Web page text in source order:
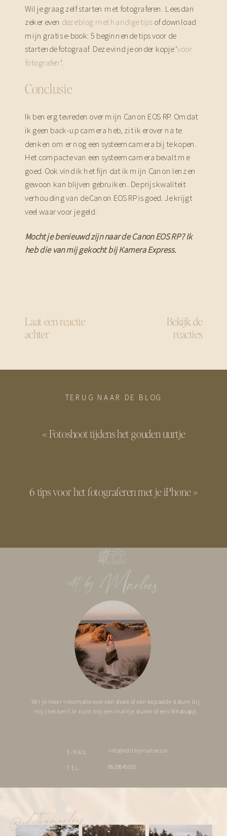
Wil je graag zelf starten met fotograferen. Lees dan
zeker even deze blog met handige tipsof download
mijn gratis e-book: 5 beginnende tips voor de
startende fotograaf. Deze vind je onder kopje ‘voor
fotografen‘.
Conclusie
Ik ben erg tevreden over mijn Canon EOS RP. Omdat
ik geen back-up camera heb, zit ik erover na te
denken om er nog een systeemcamera bij te kopen.
Het compacte van een systeemcamera bevalt me
goed. Ook vind ik het fijn dat ik mijn Canon lenzen
gewoon kan blijven gebruiken. De prijs kwaliteit
verhouding van de Canon EOS RP is goed. Je krijgt
veel waar voor je geld.
Mocht je benieuwd zijn naar de Canon EOS RP? Ik
heb die van mij gekocht bij Kamera Express.
Bekijk de
reacties
Laat een reactie
achter
TERUG NAAR DE BLOG
6 tips voor het fotograferen met je iPhone»
«Fotoshoot tijdens het gouden uurtje
@editbymarloes
0620845531
TEL.
info@editbymarloes.nl
E-MAIL
Wil je meer informatie over een shoot of een bepaalde datum bij
mij checken? Je kunt mij een mailtje sturen of een Whatsapp.